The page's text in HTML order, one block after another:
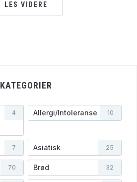
LES VIDERE
KATEGORIER
4 Allergi/Intoleranse 10
7 Asiatisk 25
70 Brød 32